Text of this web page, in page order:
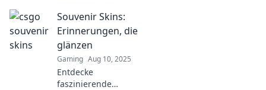
Discover why these
rare treasures are
captivating gamers
and collectors alike.
Souvenir Skins:
Erinnerungen, die
glänzen
Gaming Aug 10, 2025
Entdecke
faszinierende